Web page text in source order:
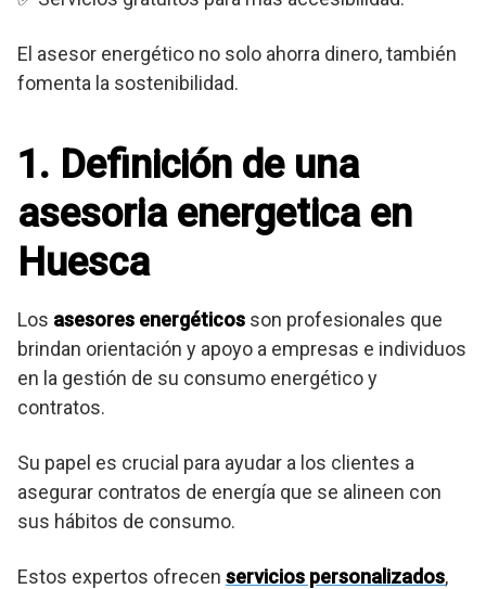
El asesor energético no solo ahorra dinero, también
fomenta la sostenibilidad.
1. Definición de una
asesoria energetica en
Huesca
Los asesores energéticos son profesionales que
brindan orientación y apoyo a empresas e individuos
en la gestión de su consumo energético y
contratos.
Su papel es crucial para ayudar a los clientes a
asegurar contratos de energía que se alineen con
sus hábitos de consumo.
Estos expertos ofrecen servicios personalizados,